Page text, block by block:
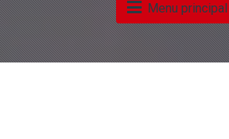
Menu principal